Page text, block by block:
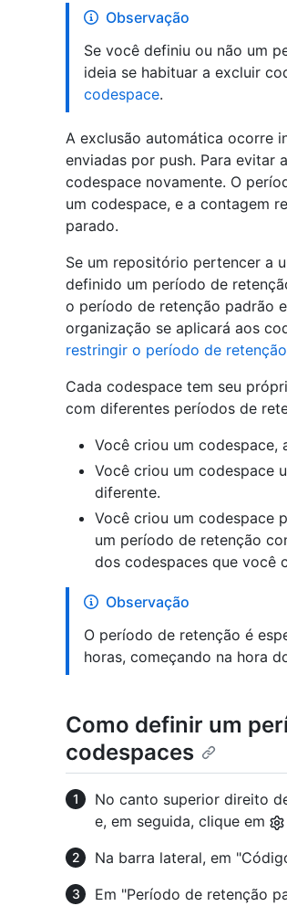
Observação
Se você definiu ou não um
ideia se habituar a excluir
codespace.
A exclusão automática ocorre
enviadas por push. Para evitar
codespace novamente. O
um codespace, e a contagem
parado.
Se um repositório pertencer a
definido um período de
o período de retenção padrão
organização se aplicará aos
restringir o período de
Cada codespace tem seu
com diferentes períodos de
Você criou um
Você criou um codespace
diferente.
Você criou um codespace
um período de retenção
dos codespaces que você
Observação
O período de retenção é
horas, começando na hora
Como definir um
codespaces
No canto superior direito
e, em seguida, clique em
Na barra lateral, em
Em "Período de retenção